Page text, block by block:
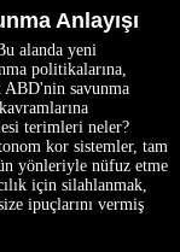
Anlayışı
alanda yeni
politikalarına,
ABD'nin savunma
terimleri neler?
kor sistemler, tam
yönleriyle nüfuz etme
için silahlanmak,
ipuçlarını vermiş